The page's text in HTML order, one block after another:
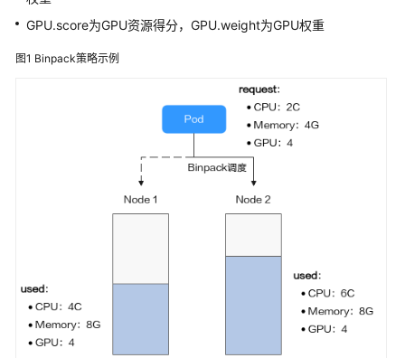
常
见
题
用
户
指
GPU.score为GPU资源得分，GPU.weight为GPU权重
图1 Binpack策略示例